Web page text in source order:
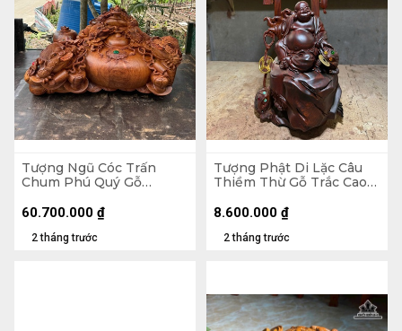
Tượng Ngũ Cóc Trấn
Chum Phú Quý Gỗ
Sâu 80 (cm)
2 tháng trước
60.700.000 ₫
Tượng Phật Di Lặc Câu
Thiềm Thừ Gỗ Trắc Cao
2 tháng trước
8.600.000 ₫